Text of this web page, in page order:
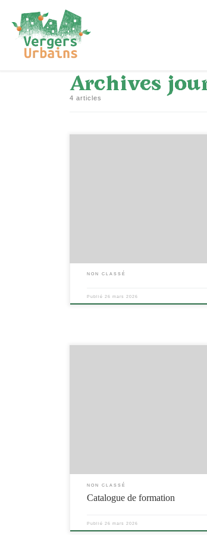
Passer au contenu
Archives
4 articles
NON CLASSÉ
Publié 26 mars 2026
NON CLASSÉ
Catalogue de formation
Publié 26 mars 2026